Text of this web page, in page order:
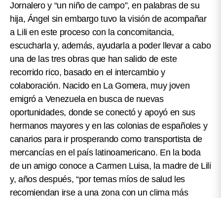
Jornalero y “un niño de campo”, en palabras de su
hija, Ángel sin embargo tuvo la visión de acompañar
a Lili en este proceso con la concomitancia,
escucharla y, además, ayudarla a poder llevar a cabo
una de las tres obras que han salido de este
recorrido rico, basado en el intercambio y
colaboración. Nacido en La Gomera, muy joven
emigró a Venezuela en busca de nuevas
oportunidades, donde se conectó y apoyó en sus
hermanos mayores y en las colonias de españoles y
canarios para ir prosperando como transportista de
mercancías en el país latinoamericano. En la boda
de un amigo conoce a Carmen Luisa, la madre de Lili
y, años después, “por temas míos de salud les
recomiendan irse a una zona con un clima más